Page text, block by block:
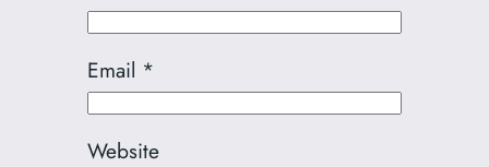
Email *
Website